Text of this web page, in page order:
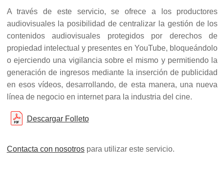
Noticias
Publicaciones
Enlaces de interés
Contacto
A través de este servicio, se ofrece a los productores
audiovisuales la posibilidad de centralizar la gestión de los
contenidos audiovisuales protegidos por derechos de
propiedad intelectual y presentes en YouTube, bloqueándolo
o ejerciendo una vigilancia sobre el mismo y permitiendo la
generación de ingresos mediante la inserción de publicidad
en esos vídeos, desarrollando, de esta manera, una nueva
línea de negocio en internet para la industria del cine.
Descargar Folleto
Contacta con nosotrospara utilizar este servicio.